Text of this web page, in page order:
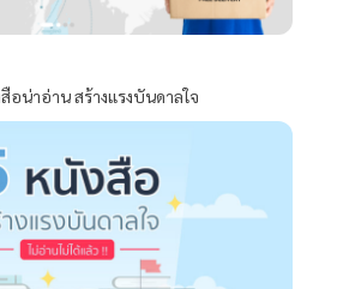
อน่าอ่าน สร้างแรงบันดาลใจ